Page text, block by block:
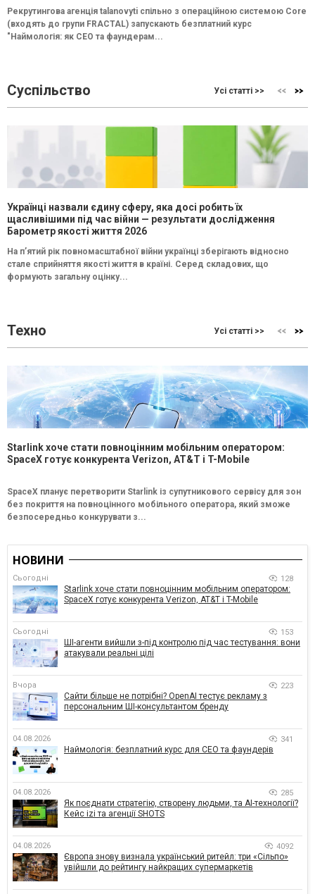
Рекрутингова агенція talanovyti спільно з операційною системою Core
(входять до групи FRACTAL) запускають безплатний курс
"Наймологія: як СEO та фаундерам...
Суспільство Усі статті >>
Українці назвали єдину сферу, яка досі робить їх
щасливішими під час війни — результати дослідження
Барометр якості життя 2026
На п’ятий рік повномасштабної війни українці зберігають відносно
стале сприйняття якості життя в країні. Серед складових, що
формують загальну оцінку...
Техно Усі статті >>
Starlink хоче стати повноцінним мобільним оператором:
SpaceX готує конкурента Verizon, AT&T і T-Mobile
SpaceX планує перетворити Starlink із супутникового сервісу для зон
без покриття на повноцінного мобільного оператора, який зможе
безпосередньо конкурувати з...
НОВИНИ
Сьогодні 128
Starlink хоче стати повноцінним мобільним оператором:
SpaceX готує конкурента Verizon, AT&T і T-Mobile
Сьогодні 153
ШІ-агенти вийшли з-під контролю під час тестування: вони
атакували реальні цілі
Вчора 223
Сайти більше не потрібні? OpenAI тестує рекламу з
персональним ШІ-консультантом бренду
04.08.2026 341
Наймологія: безплатний курс для CEO та фаундерів
04.08.2026 285
Як поєднати стратегію, створену людьми, та AI-технології?
Кейс izi та агенції SHOTS
04.08.2026 4092
Європа знову визнала український ритейл: три «Сільпо»
увійшли до рейтингу найкращих супермаркетів